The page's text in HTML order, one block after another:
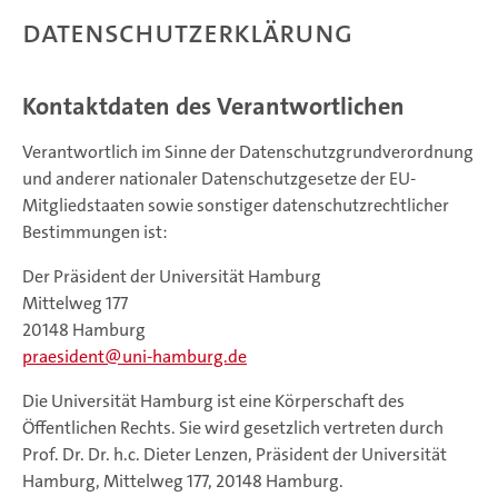
Datenschutzerklärung
Kontaktdaten des Verantwortlichen
Verantwortlich im Sinne der Datenschutzgrundverordnung
und anderer nationaler Datenschutzgesetze der EU-
Mitgliedstaaten sowie sonstiger datenschutzrechtlicher
Bestimmungen ist:
Der Präsident der Universität Hamburg
Mittelweg 177
20148 Hamburg
praesident
uni-hamburg.de
Die Universität Hamburg ist eine Körperschaft des
Öffentlichen Rechts. Sie wird gesetzlich vertreten durch
Prof. Dr. Dr. h.c. Dieter Lenzen, Präsident der Universität
Hamburg, Mittelweg 177, 20148 Hamburg.